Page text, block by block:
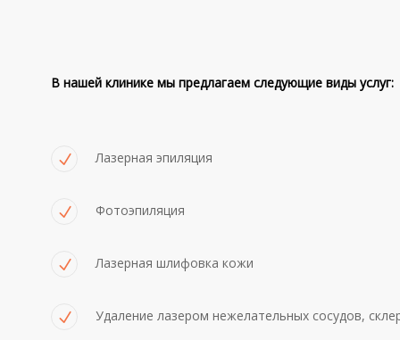
В нашей клинике мы предлагаем следующие виды услуг:
Лазерная эпиляция
Фотоэпиляция
Лазерная шлифовка кожи
Удаление лазером нежелательных сосудов,